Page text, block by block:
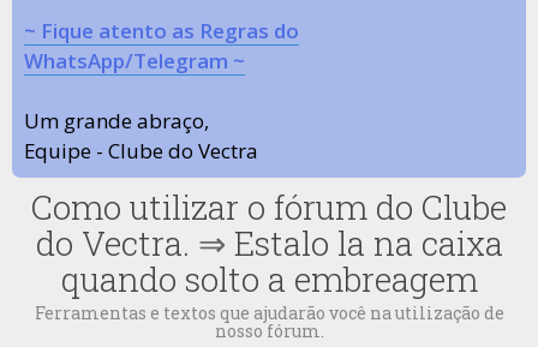
~ Fique atento as Regras do
WhatsApp/Telegram ~
Um grande abraço,
Equipe - Clube do Vectra
Como utilizar o fórum do Clube
do Vectra. ⇒ Estalo la na caixa
quando solto a embreagem
Ferramentas e textos que ajudarão você na utilização de
nosso fórum.